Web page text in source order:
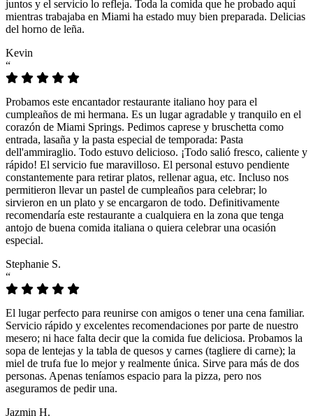
juntos y el servicio lo refleja. Toda la comida que he probado aquí
mientras trabajaba en Miami ha estado muy bien preparada. Delicias
del horno de leña.
Kevin
“
Probamos este encantador restaurante italiano hoy para el
cumpleaños de mi hermana. Es un lugar agradable y tranquilo en el
corazón de Miami Springs. Pedimos caprese y bruschetta como
entrada, lasaña y la pasta especial de temporada: Pasta
dell'ammiraglio. Todo estuvo delicioso. ¡Todo salió fresco, caliente y
rápido! El servicio fue maravilloso. El personal estuvo pendiente
constantemente para retirar platos, rellenar agua, etc. Incluso nos
permitieron llevar un pastel de cumpleaños para celebrar; lo
sirvieron en un plato y se encargaron de todo. Definitivamente
recomendaría este restaurante a cualquiera en la zona que tenga
antojo de buena comida italiana o quiera celebrar una ocasión
especial.
Stephanie S.
“
El lugar perfecto para reunirse con amigos o tener una cena familiar.
Servicio rápido y excelentes recomendaciones por parte de nuestro
mesero; ni hace falta decir que la comida fue deliciosa. Probamos la
sopa de lentejas y la tabla de quesos y carnes (tagliere di carne); la
miel de trufa fue lo mejor y realmente única. Sirve para más de dos
personas. Apenas teníamos espacio para la pizza, pero nos
aseguramos de pedir una.
Jazmin H.